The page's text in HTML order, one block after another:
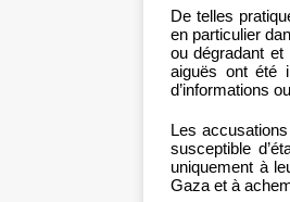
De telles
en particulier
ou dégradant
aiguës ont été
d’informations
Les
susceptible
uniquement à
Gaza et à